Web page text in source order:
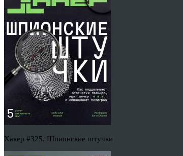
Хакер #325. Шпионские штучки